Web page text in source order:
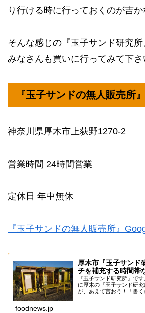
り行ける時に行っておくのが吉か
そんな感じの『玉子サンド研究
みなさんも買いに行ってみて下さ
『玉子サンドの無人販売所
神奈川県厚木市上荻野1270-2
営業時間 24時間営業
定休日 年中無休
『玉子サンドの無人販売所』
厚木市『玉子サンド
チを補充する時間帯
『玉子サンド研究所』で
に厚木の『玉子サンド研
が、あえて言おう！「書く
ないので大丈夫だ、問題
foodnews.jp